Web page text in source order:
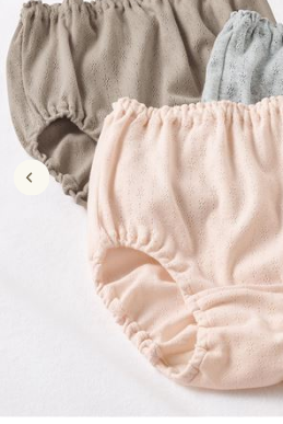
ジュニア・ティーンズ下着
メンズ下着
家電
キッチン・雑貨・日用品
寝具・インテリア・家具通販すべて
家具・収納
寝具・ベッド
カーテン・ラグ・ファブリック
美容・健康
美容・健康通販すべて
美容・健康・サプリメント
制服・スクール
制服・スクールすべて
制服・学生服
ジュニア・ティーンズ下着
大きいサイズ
大きいサイズ通販すべて
大きいサイズ レディース服
大きいサイズ レディース下着
バーゲン
バーゲンセール
シークレットセール
詳細検索
商品カテゴリ一覧
キッチン・雑貨・日用品
家具・収納
寝具・ベッド
カーテン・ラグ・ファブリック
美容・健康通販すべて
美容・健康・サプリメント
制服・スクール
制服・スクールすべて
制服・学生服
ジュニア・ティーンズ下着
大きいサイズ
大きいサイズ通販すべて
大きいサイズ レディース服
大きいサイズ レディース下着
大きいサイズ メンズ
大きいサイズ 事務・制服
バーゲン
バーゲンセール
シークレットセール
詳細検索
商品カテゴリ一覧
カタログ・チラシからのご注文